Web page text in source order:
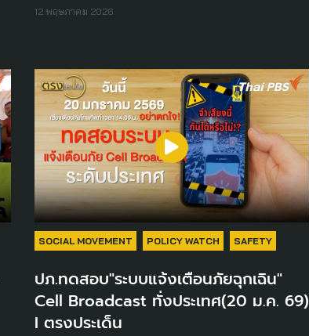
12 พฤษภาคม 2026
SOCIAL MOVEMENT POLICY WATCH SAFETY
ปภ.ทดสอบ"ระบบแจ้งเตือนภัยฉุกเฉิน"
Cell Broadcast ทั่งประเทศ(20 ม.ค. 69)
I ตรงประเด็น